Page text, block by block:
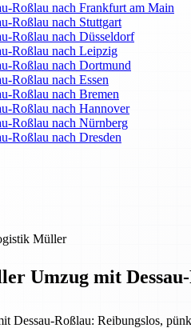
Roßlau nach Frankfurt am Main
Roßlau nach Stuttgart
Roßlau nach Düsseldorf
Roßlau nach Leipzig
Roßlau nach Dortmund
Roßlau nach Essen
Roßlau nach Bremen
Roßlau nach Hannover
Roßlau nach Nürnberg
Roßlau nach Dresden
Müller
Umzug mit
Dessau-Roßlau: Reibungslos,